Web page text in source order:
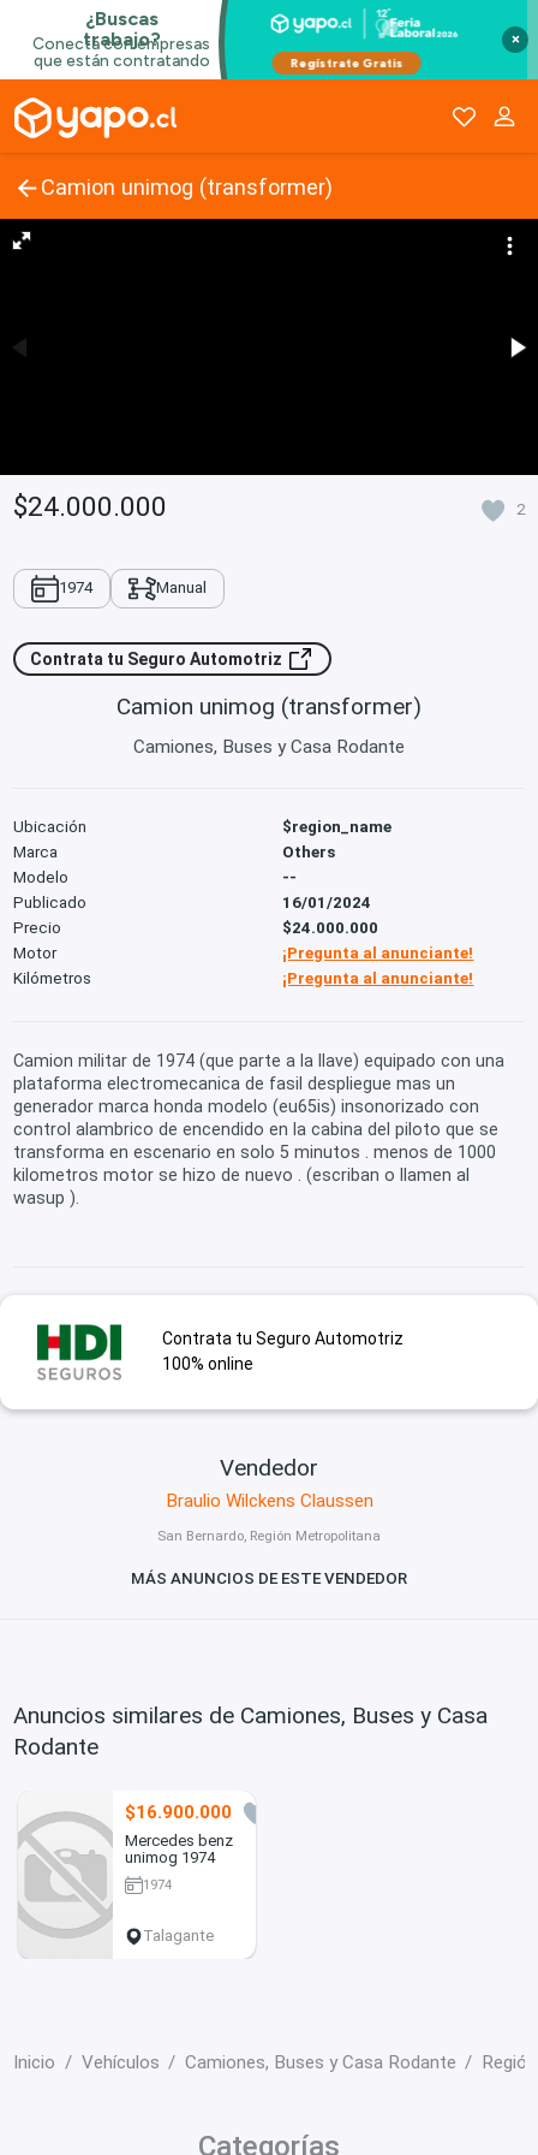
×
Camion unimog (transformer)
$24.000.000 2
1974 Manual
Contrata tu Seguro Automotriz
Camion unimog (transformer)
Camiones, Buses y Casa Rodante
Ubicación
$region_name
Marca
Others
Modelo
--
Publicado
16/01/2024
Precio
$24.000.000
Motor
¡Pregunta al anunciante!
Kilómetros
¡Pregunta al anunciante!
Camion militar de 1974 (que parte a la llave) equipado con una
plataforma electromecanica de fasil despliegue mas un
generador marca honda modelo (eu65is) insonorizado con
control alambrico de encendido en la cabina del piloto que se
transforma en escenario en solo 5 minutos . menos de 1000
kilometros motor se hizo de nuevo . (escriban o llamen al
wasup ).
Contrata tu Seguro Automotriz
100% online
Vendedor
Braulio Wilckens Claussen
San Bernardo, Región Metropolitana
MÁS ANUNCIOS DE ESTE VENDEDOR
Anuncios similares de Camiones, Buses y Casa
Rodante
$16.900.000
Mercedes benz
unimog 1974
1974
Talagante
Inicio Vehículos Camiones, Buses y Casa Rodante
Categorías